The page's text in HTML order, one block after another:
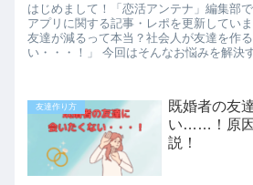
はじめまして！「恋活アンテナ」編集部
アプリに関する記事・レポを更新してい
友達が減るって本当？社会人が友達を作
い・・・！」 今回はそんなお悩みを解決
友達作り方
既婚者の友
い……！原因
説！